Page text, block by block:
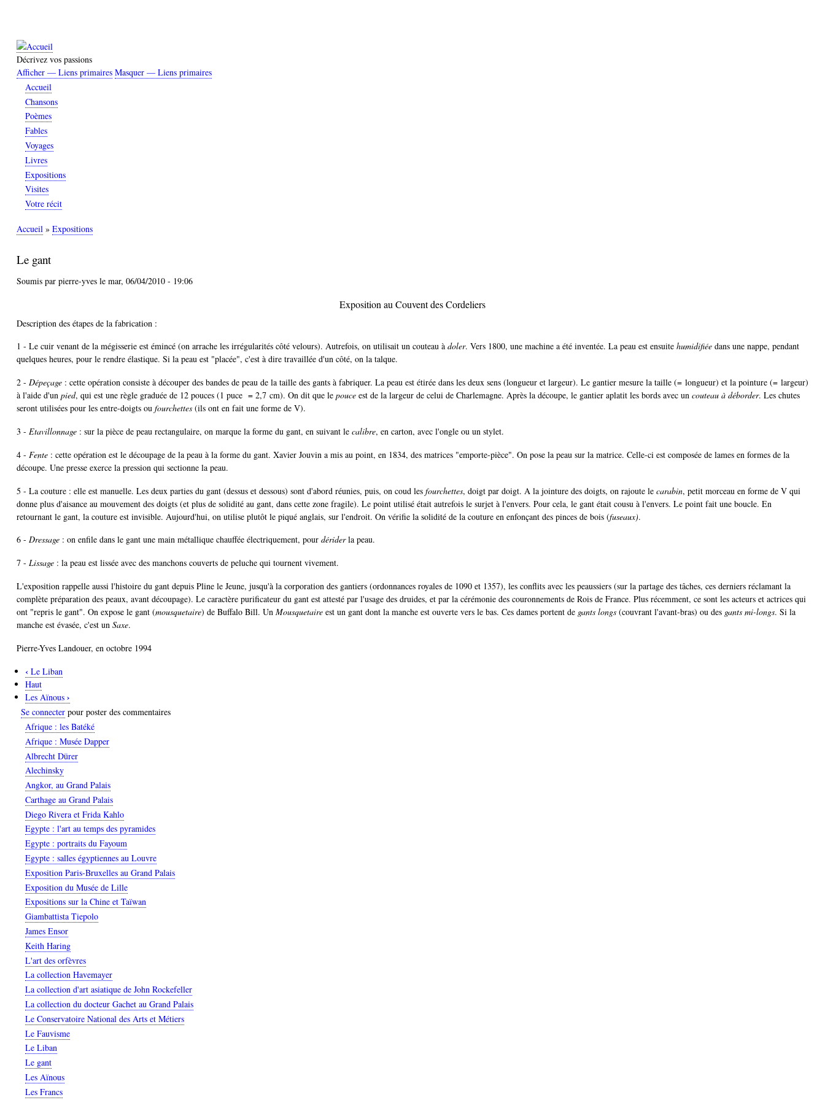
principal
Décrivez vos passions
Liens
primaires
Afficher — Liens primaires Masquer — Liens primaires
Accueil
Chansons
Poèmes
Fables
Voyages
Livres
Expositions
Visites
Votre récit
Fil
d'Ariane
Accueil Expositions
Le gant
Soumis par pierre-yves le mar, 06/04/2010 - 19:06
Exposition au Couvent des Cordeliers
Description des étapes de la fabrication :
1 - Le cuir venant de la mégisserie est émincé (on arrache les irrégularités côté velours). Autrefois, on utilisait un couteau à doler. Vers 1800, une machine a été inventée. La peau est ensuite humidifiée dans une nappe, pendant
quelques heures, pour le rendre élastique. Si la peau est "placée", c'est à dire travaillée d'un côté, on la talque.
2 - Dépeçage : cette opération consiste à découper des bandes de peau de la taille des gants à fabriquer. La peau est étirée dans les deux sens (longueur et largeur). Le gantier mesure la taille (= longueur) et la pointure (= largeur)
à l'aide d'un pied, qui est une règle graduée de 12 pouces (1 puce = 2,7 cm). On dit que le pouce est de la largeur de celui de Charlemagne. Après la découpe, le gantier aplatit les bords avec un couteau à déborder. Les chutes
seront utilisées pour les entre-doigts ou fourchettes (ils ont en fait une forme de V).
3 - Etavillonnage : sur la pièce de peau rectangulaire, on marque la forme du gant, en suivant le calibre, en carton, avec l'ongle ou un stylet.
4 - Fente : cette opération est le découpage de la peau à la forme du gant. Xavier Jouvin a mis au point, en 1834, des matrices "emporte-pièce". On pose la peau sur la matrice. Celle-ci est composée de lames en formes de la
découpe. Une presse exerce la pression qui sectionne la peau.
5 - La couture : elle est manuelle. Les deux parties du gant (dessus et dessous) sont d'abord réunies, puis, on coud les fourchettes, doigt par doigt. A la jointure des doigts, on rajoute le carabin, petit morceau en forme de V qui
donne plus d'aisance au mouvement des doigts (et plus de solidité au gant, dans cette zone fragile). Le point utilisé était autrefois le surjet à l'envers. Pour cela, le gant était cousu à l'envers. Le point fait une boucle. En
retournant le gant, la couture est invisible. Aujourd'hui, on utilise plutôt le piqué anglais, sur l'endroit. On vérifie la solidité de la couture en enfonçant des pinces de bois (fuseaux).
6 - Dressage : on enfile dans le gant une main métallique chauffée électriquement, pour dériderla peau.
7 - Lissage : la peau est lissée avec des manchons couverts de peluche qui tournent vivement.
L'exposition rappelle aussi l'histoire du gant depuis Pline le Jeune, jusqu'à la corporation des gantiers (ordonnances royales de 1090 et 1357), les conflits avec les peaussiers (sur la partage des tâches, ces derniers réclamant la
complète préparation des peaux, avant découpage). Le caractère purificateur du gant est attesté par l'usage des druides, et par la cérémonie des couronnements de Rois de France. Plus récemment, ce sont les acteurs et actrices qui
ont "repris le gant". On expose le gant (mousquetaire) de Buffalo Bill. Un Mousquetaire est un gant dont la manche est ouverte vers le bas. Ces dames portent de gants longs (couvrant l'avant-bras) ou des gants mi-longs. Si la
manche est évasée, c'est un Saxe.
Pierre-Yves Landouer, en octobre 1994
Liens
transversaux
de
livre
pour
Le
gant
‹ Le Liban
Haut
Les Aïnous ›
Se connecter pour poster des commentaires
Afrique : les Batéké
Afrique : Musée Dapper
Albrecht Dürer
Alechinsky
Angkor, au Grand Palais
Carthage au Grand Palais
Diego Rivera et Frida Kahlo
Egypte : l'art au temps des pyramides
Egypte : portraits du Fayoum
Egypte : salles égyptiennes au Louvre
Exposition Paris-Bruxelles au Grand Palais
Exposition du Musée de Lille
Expositions sur la Chine et Taïwan
Giambattista Tiepolo
James Ensor
Keith Haring
L'art des orfèvres
La collection Havemayer
La collection d'art asiatique de John Rockefeller
La collection du docteur Gachet au Grand Palais
Le Conservatoire National des Arts et Métiers
Le Fauvisme
Le Liban
Le gant
Les Aïnous
Les Francs